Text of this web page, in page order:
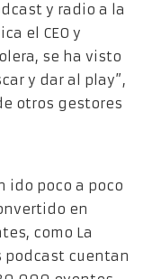
y radio a la
el CEO y
se ha visto
y dar al play”,
otros gestores
ido poco a poco
en
como La
podcast cuentan